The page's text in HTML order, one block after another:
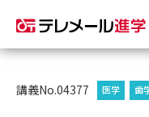
資料
講義No.04377 医学 歯